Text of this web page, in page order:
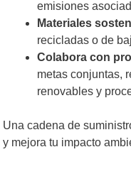
emisiones
Materiales
recicladas o de
Colabora con
metas conjuntas,
renovables y
Una cadena de
y mejora tu impacto